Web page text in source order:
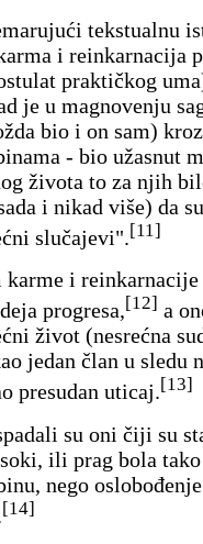
tekstualnu
i reinkarnacija
praktičkog
je u magnovenju
bio i on sam)
- bio užasnut
života to za njih
i nikad više) da
slučajevi".[11]
karme i
progresa,[12] a
život (nesrećna
jedan član u sledu
presudan uticaj.[13]
su oni čiji su
ili prag bola tako
nego
[14]